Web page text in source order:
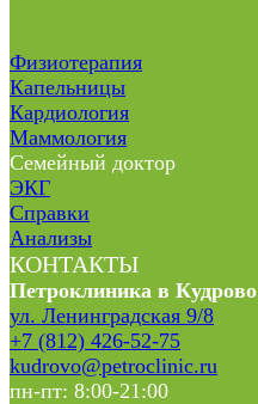
Физиотерапия
Капельницы
Кардиология
Маммология
Семейный доктор
ЭКГ
Справки
Анализы
КОНТАКТЫ
Петроклиника в Кудрово
ул. Ленинградская 9/8
+7 (812) 426-52-75
kudrovo@petroclinic.ru
пн-пт: 8:00-21:00